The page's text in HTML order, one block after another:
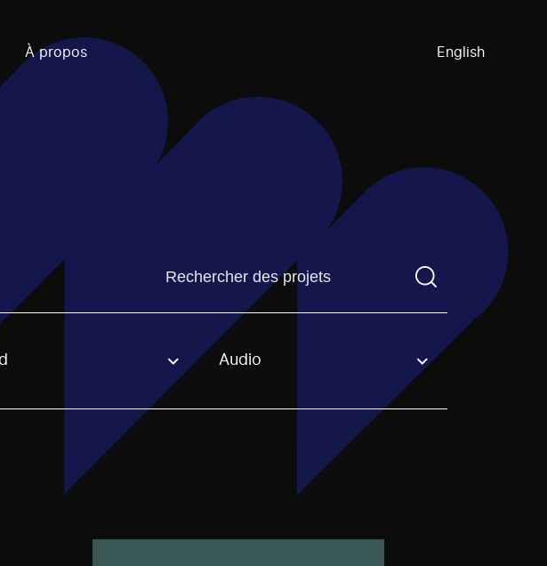
À propos English
Trouvez un projetVous devez saisir un terme de
when selecting an option. Audio